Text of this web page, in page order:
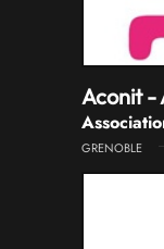
Aconit -
GRENOBLE